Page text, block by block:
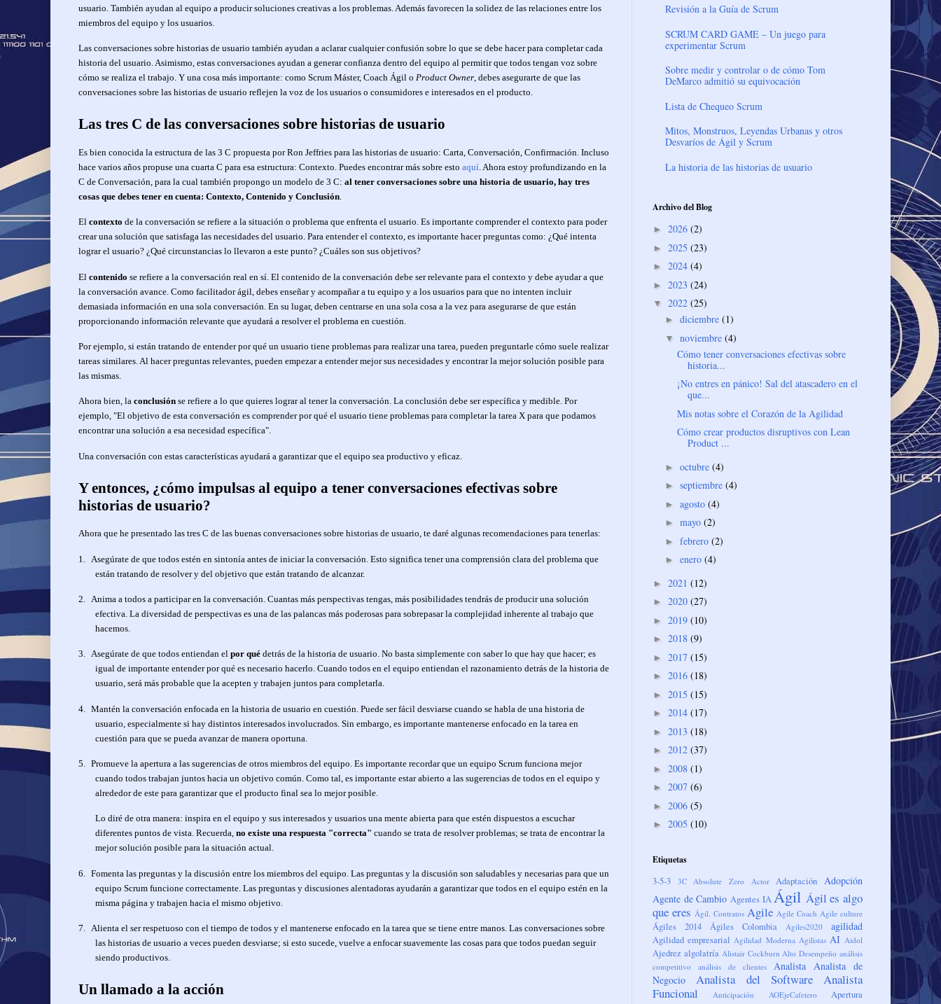
usuario. También ayudan al equipo a producir soluciones creativas a los problemas. Además favorecen la solidez de las relaciones entre los
miembros del equipo y los usuarios.
Las conversaciones sobre historias de usuario también ayudan a aclarar cualquier confusión sobre lo que se debe hacer para completar cada
historia del usuario. Asimismo, estas conversaciones ayudan a generar confianza dentro del equipo al permitir que todos tengan voz sobre
cómo se realiza el trabajo. Y una cosa más importante: como Scrum Máster, Coach Ágil o Product Owner, debes asegurarte de que las
conversaciones sobre las historias de usuario reflejen la voz de los usuarios o consumidores e interesados en el producto.
Las tres C de las conversaciones sobre historias de usuario
Es bien conocida la estructura de las 3 C propuesta por Ron Jeffries para las historias de usuario: Carta, Conversación, Confirmación. Incluso
hace varios años propuse una cuarta C para esa estructura: Contexto. Puedes encontrar más sobre esto aquí . Ahora estoy profundizando en la
C de Conversación, para la cual también propongo un modelo de 3 C: al tener conversaciones sobre una historia de usuario, hay tres
cosas que debes tener en cuenta: Contexto, Contenido y Conclusión
El contexto de la conversación se refiere a la situación o problema que enfrenta el usuario. Es importante comprender el contexto para poder
crear una solución que satisfaga las necesidades del usuario. Para entender el contexto, es importante hacer preguntas como: ¿Qué intenta
lograr el usuario? ¿Qué circunstancias lo llevaron a este punto? ¿Cuáles son sus objetivos?
El contenido se refiere a la conversación real en sí. El contenido de la conversación debe ser relevante para el contexto y debe ayudar a que
la conversación avance. Como facilitador ágil, debes enseñar y acompañar a tu equipo y a los usuarios para que no intenten incluir
demasiada información en una sola conversación. En su lugar, deben centrarse en una sola cosa a la vez para asegurarse de que están
proporcionando información relevante que ayudará a resolver el problema en cuestión.
Por ejemplo, si están tratando de entender por qué un usuario tiene problemas para realizar una tarea, pueden preguntarle cómo suele realizar
tareas similares. Al hacer preguntas relevantes, pueden empezar a entender mejor sus necesidades y encontrar la mejor solución posible para
las mismas.
Ahora bien, la conclusión se refiere a lo que quieres lograr al tener la conversación. La conclusión debe ser específica y medible. Por
ejemplo, "El objetivo de esta conversación es comprender por qué el usuario tiene problemas para completar la tarea X para que podamos
encontrar una solución a esa necesidad específica".
Una conversación con estas características ayudará a garantizar que el equipo sea productivo y eficaz.
Y entonces, ¿cómo impulsas al equipo a tener conversaciones efectivas sobre
historias de usuario?
Ahora que he presentado las tres C de las buenas conversaciones sobre historias de usuario, te daré algunas recomendaciones para tenerlas:
1.
Asegúrate de que todos estén en sintonía antes de iniciar la conversación. Esto significa tener una comprensión clara del problema que
están tratando de resolver y del objetivo que están tratando de alcanzar.
2.
Anima a todos a participar en la conversación. Cuantas más perspectivas tengas, más posibilidades tendrás de producir una solución
efectiva. La diversidad de perspectivas es una de las palancas más poderosas para sobrepasar la complejidad inherente al trabajo que
hacemos.
3. Asegúrate de que todos entiendan el por qué detrás de la historia de usuario. No basta simplemente con saber lo que hay que hacer; es
igual de importante entender por qué es necesario hacerlo. Cuando todos en el equipo entiendan el razonamiento detrás de la historia de
usuario, será más probable que la acepten y trabajen juntos para completarla.
4.
Mantén la conversación enfocada en la historia de usuario en cuestión. Puede ser fácil desviarse cuando se habla de una historia de
usuario, especialmente si hay distintos interesados involucrados. Sin embargo, es importante mantenerse enfocado en la tarea en
cuestión para que se pueda avanzar de manera oportuna.
5. Promueve la apertura a las sugerencias de otros miembros del equipo. Es importante recordar que un equipo Scrum funciona mejor
cuando todos trabajan juntos hacia un objetivo común. Como tal, es importante estar abierto a las sugerencias de todos en el equipo y
alrededor de este para garantizar que el producto final sea lo mejor posible.
Lo diré de otra manera: inspira en el equipo y sus interesados y usuarios una mente abierta para que estén dispuestos a escuchar
diferentes puntos de vista. Recuerda, no existe una respuesta "correcta" cuando se trata de resolver problemas; se trata de encontrar la
mejor solución posible para la situación actual.
6.
Fomenta las preguntas y la discusión entre los miembros del equipo. Las preguntas y la discusión son saludables y necesarias para que un
equipo Scrum funcione correctamente. Las preguntas y discusiones alentadoras ayudarán a garantizar que todos en el equipo estén en la
misma página y trabajen hacia el mismo objetivo.
7. Alienta el ser respetuoso con el tiempo de todos y el mantenerse enfocado en la tarea que se tiene entre manos. Las conversaciones sobre
las historias de usuario a veces pueden desviarse; si esto sucede, vuelve a enfocar suavemente las cosas para que todos puedan seguir
siendo productivos.
Un llamado a la acción
Revisión a la Guía de Scrum
SCRUM CARD GAME – Un juego para
experimentar Scrum
Sobre medir y controlar o de cómo Tom
DeMarco admitió su equivocación
Lista de Chequeo Scrum
Mitos, Monstruos, Leyendas Urbanas y otros
Desvaríos de Ágil y Scrum
La historia de las historias de usuario
Archivo del Blog
► 2026 (2)
► 2025 (23)
► 2024 (4)
► 2023 (24)
▼ 2022 (25)
► diciembre (1)
▼ noviembre (4)
Cómo tener conversaciones efectivas sobre
historia...
¡No entres en pánico! Sal del atascadero en el
que...
Mis notas sobre el Corazón de la Agilidad
Cómo crear productos disruptivos con Lean
Product ...
► octubre (4)
► septiembre (4)
► agosto (4)
► mayo (2)
► febrero (2)
► enero (4)
► 2021 (12)
► 2020 (27)
► 2019 (10)
► 2018 (9)
► 2017 (15)
► 2016 (18)
► 2015 (15)
► 2014 (17)
► 2013 (18)
► 2012 (37)
► 2008 (1)
► 2007 (6)
► 2006 (5)
► 2005 (10)
Etiquetas
3-5-3
3C Absolute Zero Actor Adaptación
Adopción
Agente de Cambio Agentes IA Ágil Ágil es algo
que eres Ágil. Contratos Agile Agile Coach Agile culture
Ágiles 2014 Ágiles Colombia Agiles2020 agilidad
Agilidad empresarial Agilidad Moderna Agilistas AI Aidol
Ajedrez algolatría Alistair Cockburn Alto Desempeño análisis
competitivo
análisis de clientes Analista
Analista de
Negocio
Analista del Software
Analista
Funcional
Anticipación AOEjeCafetero Apertura